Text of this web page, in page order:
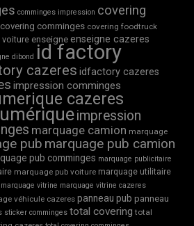
comminges impression covering
covering comminges covering foodtruck
voiture enseigne enseigne cazeres
dibond id factory
cazeres idfactory cazeres
impression comminges
cazeres
impression
marquage camion marquage
pub marquage pub camion
pub comminges marquage publicitaire
marquage pub voiture marquage utilitaire
marquage vitrine marquage vitrine cazeres
véhicule cazeres panneau pub panneau
sticker comminges total covering total